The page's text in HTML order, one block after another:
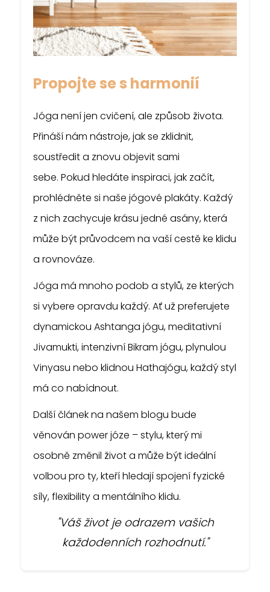
Propojte se s harmonií
Jóga není jen cvičení, ale způsob života.
Přináší nám nástroje, jak se zklidnit,
soustředit a znovu objevit sami
sebe. Pokud hledáte inspiraci, jak začít,
prohlédněte si naše jógové plakáty. Každý
z nich zachycuje krásu jedné asány, která
může být průvodcem na vaší cestě ke klidu
a rovnováze.
Jóga má mnoho podob a stylů, ze kterých
si vybere opravdu každý. Ať už preferujete
dynamickou Ashtanga jógu, meditativní
Jivamukti, intenzivní Bikram jógu, plynulou
Vinyasu nebo klidnou Hathajógu, každý styl
má co nabídnout.
Další článek na našem blogu bude
věnován power józe – stylu, který mi
osobně změnil život a může být ideální
volbou pro ty, kteří hledají spojení fyzické
síly, flexibility a mentálního klidu.
"Váš život je odrazem vašich
každodenních rozhodnutí."
Powered by chaterimo